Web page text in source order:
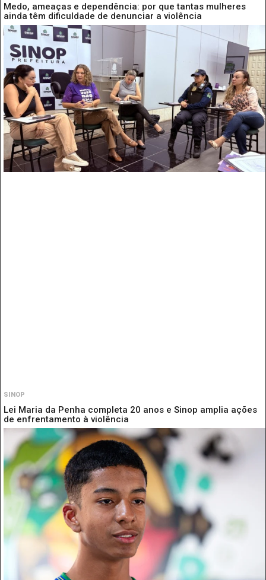
Medo, ameaças e dependência: por que tantas mulheres
ainda têm dificuldade de denunciar a violência
SINOP
Lei Maria da Penha completa 20 anos e Sinop amplia ações
de enfrentamento à violência